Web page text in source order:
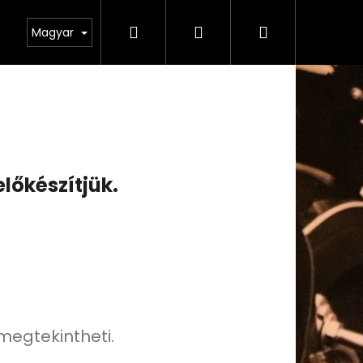
ochrany osobních údajů
Magyar KeresésBejelentkezés
Kosár